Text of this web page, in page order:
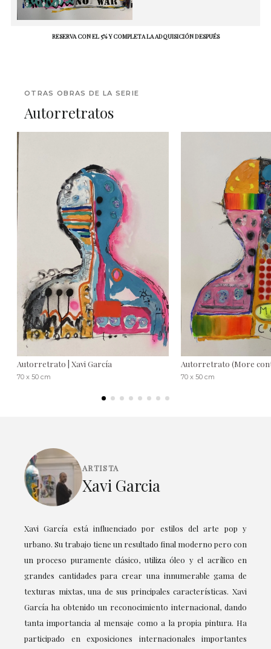
RESERVA CON EL 5% Y COMPLETA LA ADQUISICIÓN DESPUÉS
OTRAS OBRAS DE LA SERIE
Autorretratos
Autorretrato | Xavi García
70 x 50 cm
Autorretrato (More
70 x 50 cm
ARTISTA
Xavi Garcia
Xavi García está influenciado por estilos del arte pop y
urbano. Su trabajo tiene un resultado final moderno pero con
un proceso puramente clásico, utiliza óleo y el acrílico en
grandes cantidades para crear una innumerable gama de
texturas mixtas, una de sus principales características. Xavi
García ha obtenido un reconocimiento internacional, dando
tanta importancia al mensaje como a la propia pintura. Ha
participado en exposiciones internacionales importantes